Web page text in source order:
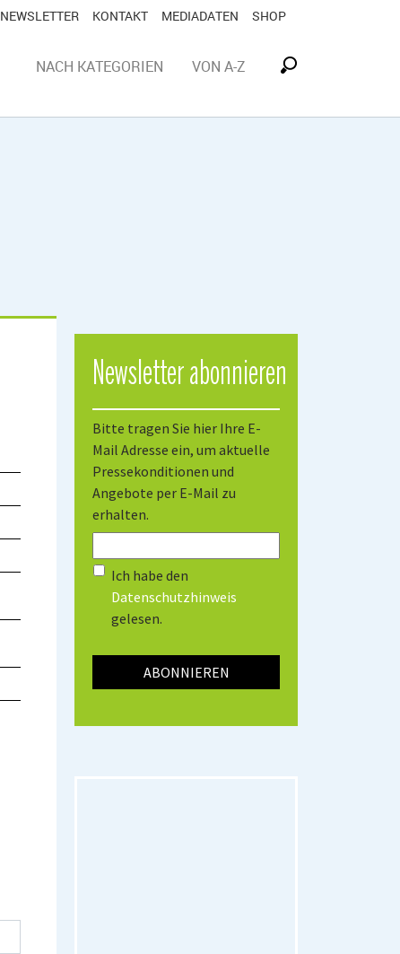
NACH KATEGORIEN VON A-Z
NEWSLETTER KONTAKT MEDIADATEN SHOP
Newsletter abonnieren
Bitte tragen Sie hier Ihre E-
Mail Adresse ein, um aktuelle
Pressekonditionen und
Angebote per E-Mail zu
erhalten.
Ich habe den
Datenschutzhinweis
gelesen.